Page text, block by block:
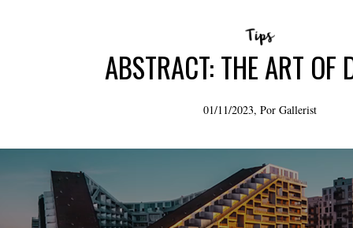
ABSTRACT: THE ART OF
01/11/2023, Por Gallerist